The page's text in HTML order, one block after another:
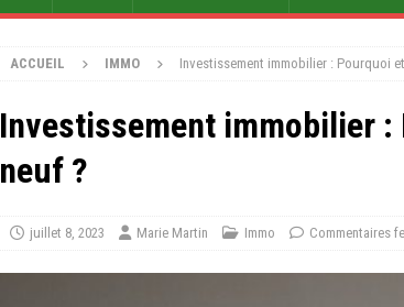
ACCUEIL IMMO Investissement immobilier : Pourquoi
Investissement immobilier
neuf ?
juillet 8, 2023 Marie Martin Immo Commentaires